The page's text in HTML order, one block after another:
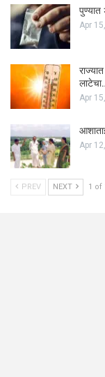
पुण्यात
Apr
Apr
Apr
PREV NEXT 1 of